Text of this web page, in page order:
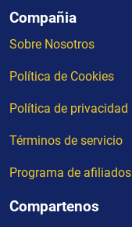
Compañia
Sobre Nosotros
Política de Cookies
Política de privacidad
Términos de servicio
Programa de afiliados
Compartenos